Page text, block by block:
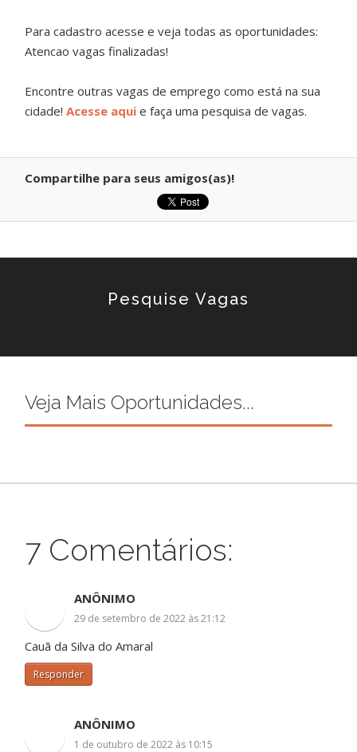
Para cadastro acesse e veja todas as oportunidades:
Atencao vagas finalizadas!
Encontre outras vagas de emprego como está na sua
cidade!Acesse aqui e faça uma pesquisa de vagas.
Compartilhe para seus amigos(as)!
Pesquise Vagas
Veja Mais Oportunidades...
7 Comentários:
ANÔNIMO
29 de setembro de 2022 às 21:12
Cauã da Silva do Amaral
Responder
ANÔNIMO
1 de outubro de 2022 às 10:15